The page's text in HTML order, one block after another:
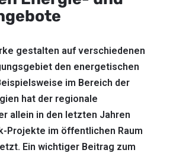
gestalten auf verschiedenen
den energetischen
im Bereich der
hat der regionale
allein in den letzten Jahren
Projekte im öffentlichen Raum
Ein wichtiger Beitrag zum